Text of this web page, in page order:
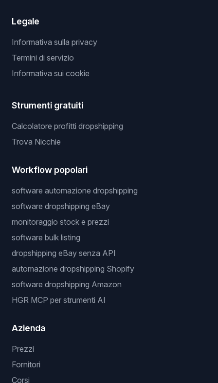
Legale
Informativa sulla privacy
Termini di servizio
Informativa sui cookie
Strumenti gratuiti
Calcolatore profitti dropshipping
Trova Nicchie
Workflow popolari
software automazione dropshipping
software dropshipping eBay
monitoraggio stock e prezzi
software bulk listing
dropshipping eBay senza API
automazione dropshipping Shopify
software dropshipping Amazon
HGR MCP per strumenti AI
Azienda
Prezzi
Fornitori
Corsi